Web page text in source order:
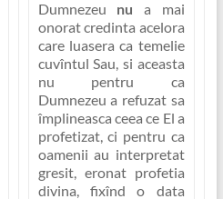
Dumnezeu nu a mai
onorat credinta acelora
care luasera ca temelie
cuvîntul Sau, si aceasta
nu pentru ca
Dumnezeu a refuzat sa
împlineasca ceea ce El a
profetizat, ci pentru ca
oamenii au interpretat
gresit, eronat profetia
divina, fixînd o data